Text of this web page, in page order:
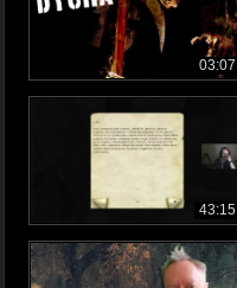
03:07
43:15